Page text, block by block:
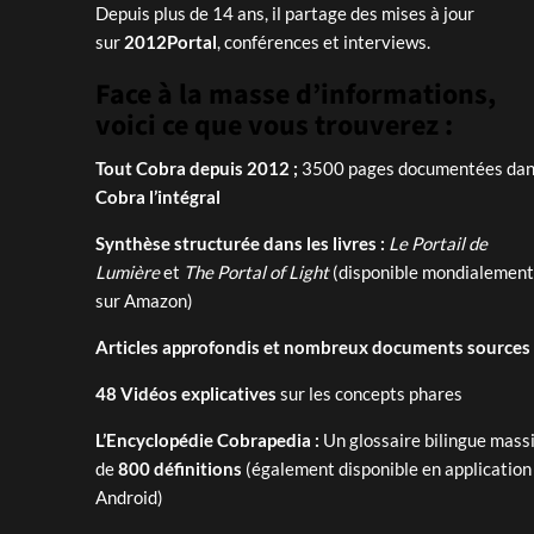
Depuis plus de 14 ans, il partage des mises à jour
sur 2012Portal, conférences et interviews.
Face à la masse d’informations,
voici ce que vous trouverez :
Tout Cobra depuis 2012 ; 3500 pages documentées
Cobra l’intégral
Synthèse structurée dans les livres : Le Portail de
Lumièreet The Portal of Light(disponible mondialement
sur Amazon)
Articles approfondis et nombreux documents sources
48 Vidéos explicatives sur les concepts phares
L’Encyclopédie Cobrapedia : Un glossaire bilingue
de800 définitions (également disponible en application
Android)